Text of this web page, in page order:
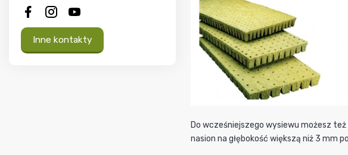
Inne kontakty
Do wcześniejszego wysiewu możesz
nasion na głębokość większą niż 3 mm